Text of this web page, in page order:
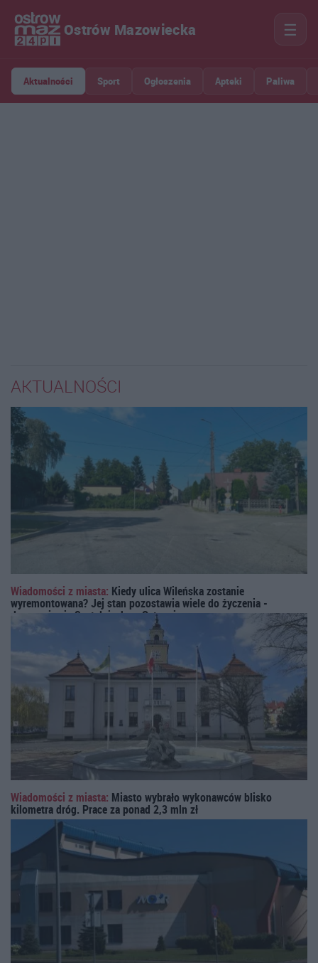
Ostrów Mazowiecka ☰
Aktualności Sport Ogłoszenia Apteki Paliwa
AKTUALNOŚCI
Wiadomości z miasta: Kiedy ulica Wileńska zostanie
wyremontowana? Jej stan pozostawia wiele do życzenia -
denerwuje się Czytelniczka z Ostrowi
Wiadomości z miasta: Miasto wybrało wykonawców blisko
kilometra dróg. Prace za ponad 2,3 mln zł